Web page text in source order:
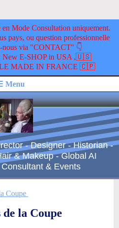
Mode Consultation uniquement.
pays, ou question professionnelle
nous via "CONTACT" 👇
New E-SHOP in USA ,🇺🇸
MADE IN FRANCE 🇨🇵
Menu
- Designer - Historian -
& Makeup - Global AI
& Events
Coupe
la Coupe